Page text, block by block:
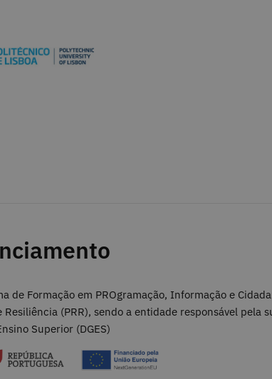
de Formação em PROgramação, Informação e
(PRR), sendo a entidade responsável pela
Superior (DGES)